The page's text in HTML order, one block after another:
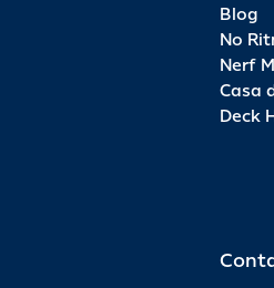
Blog
No
Nerf
Casa
Deck